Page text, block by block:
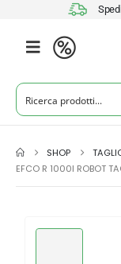
SHOP
EFCO R 1000I ROBOT